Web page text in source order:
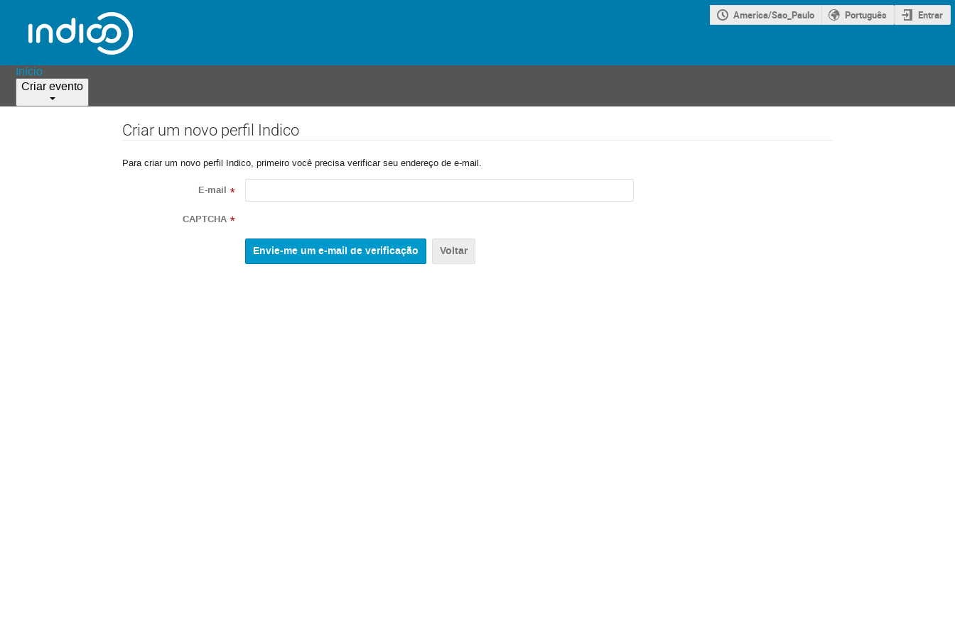
America/Sao_Paulo Português Entrar
Início
Criar evento
Criar um novo perfil Indico
Para criar um novo perfil Indico, primeiro você precisa verificar seu endereço de e-mail.
E-mail *
CAPTCHA *
Voltar